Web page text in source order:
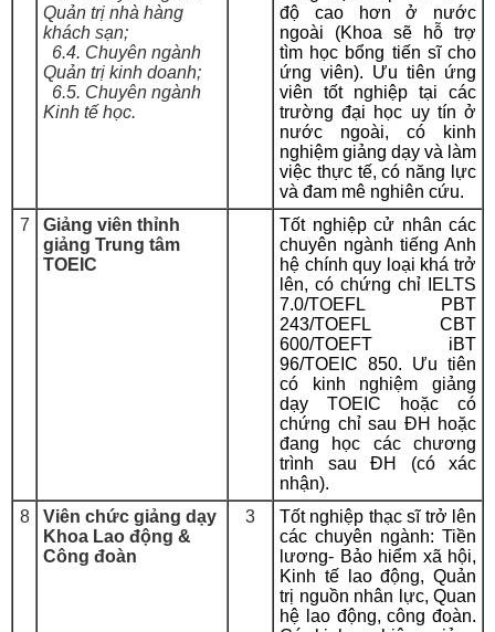
Quản trị nhà hàng
khách sạn;
6.4. Chuyên ngành
Quản trị kinh doanh;
6.5. Chuyên ngành
Kinh tế học.
độ cao hơn ở nước
ngoài (Khoa sẽ hỗ trợ
tìm học bổng tiến sĩ cho
ứng viên). Ưu tiên ứng
viên tốt nghiệp tại các
trường đại học uy tín ở
nước ngoài, có kinh
nghiệm giảng dạy và làm
việc thực tế, có năng lực
và đam mê nghiên cứu.
7
Giảng viên thỉnh
giảng Trung tâm
TOEIC
Tốt nghiệp cử nhân các
chuyên ngành tiếng Anh
hệ chính quy loại khá trở
lên, có chứng chỉ IELTS
7.0/TOEFL PBT
243/TOEFL CBT
600/TOEFT iBT
96/TOEIC 850. Ưu tiên
có kinh nghiệm giảng
dạy TOEIC hoặc có
chứng chỉ sau ĐH hoặc
đang học các chương
trình sau ĐH (có xác
nhận).
8
Viên chức giảng dạy
Khoa Lao động &
Công đoàn
3
Tốt nghiệp thạc sĩ trở lên
các chuyên ngành: Tiền
lương- Bảo hiểm xã hội,
Kinh tế lao động, Quản
trị nguồn nhân lực, Quan
hệ lao động, công đoàn.